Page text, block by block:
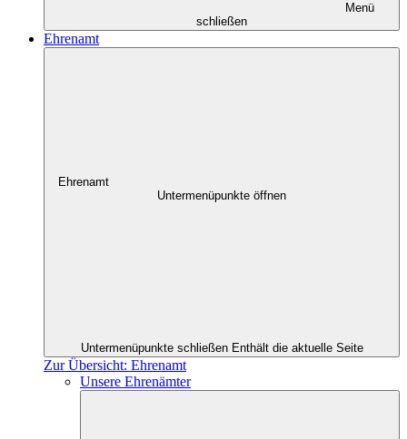
Menü
schließen
Ehrenamt
Ehrenamt
Untermenüpunkte öffnen
Untermenüpunkte schließen Enthält die aktuelle Seite
Zur Übersicht: Ehrenamt
Unsere Ehrenämter